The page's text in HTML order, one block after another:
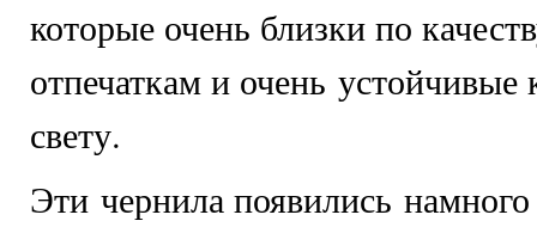
которые очень близки по
отпечаткам и очень
свету.
Эти чернила появились